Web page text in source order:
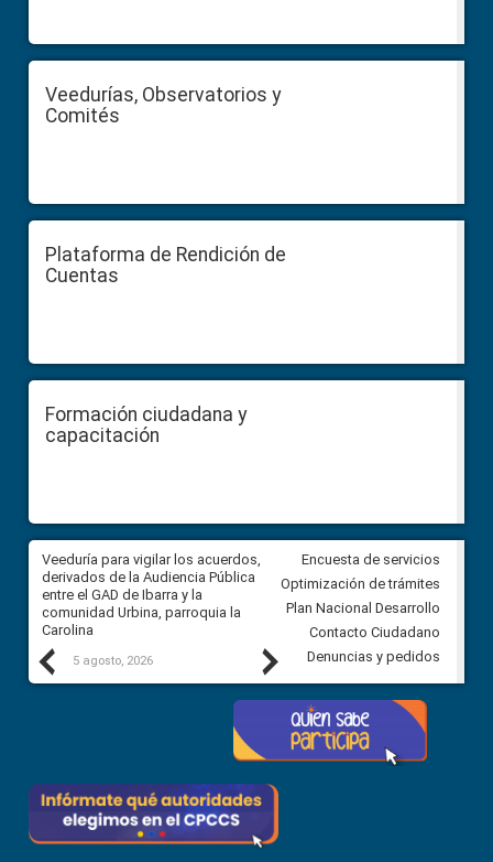
Veedurías, Observatorios y
Comités
Plataforma de Rendición de
Cuentas
Formación ciudadana y
capacitación
Previous
Veeduría para vigilar los acuerdos,
derivados de la Audiencia Pública
entre el GAD de Ibarra y la
comunidad Urbina, parroquia la
Carolina
5 agosto, 2026
CPCCS convoca a Veeduría
Ciudadana para vigilar el
5 agosto, 2026
Next
Encuesta de servicios
Optimización de trámites
Plan Nacional Desarrollo
Contacto Ciudadano
Denuncias y pedidos